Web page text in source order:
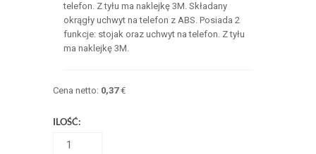
telefon. Z tyłu ma naklejkę 3M. Składany
okrągły uchwyt na telefon z ABS. Posiada 2
funkcje: stojak oraz uchwyt na telefon. Z tyłu
ma naklejkę 3M.
Cena netto: 0,37€
ILOŚĆ: